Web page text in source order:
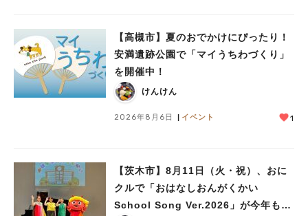
【高槻市】夏のおでかけにぴったり！
安満遺跡公園で「マイうちわづくり」
を開催中！
けんけん
2026年8月6日 イベント 1
【茨木市】8月11日（火・祝）、おに
クルで「おはなしおんがくかい
School Song Ver.2026」が今年も開
人気のキーワード
#今週どこいく？#自然とふれあう#ランチ
#教えたい／教えて投稿記事#大阪学院大 商品開発プロジェクト